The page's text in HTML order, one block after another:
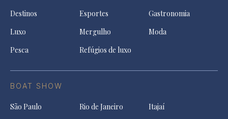
Destinos Esportes
Gastronomia
Luxo
Mergulho
Moda
Pesca
Refúgios de luxo
BOAT SHOW
São Paulo Rio de Janeiro
Itajaí